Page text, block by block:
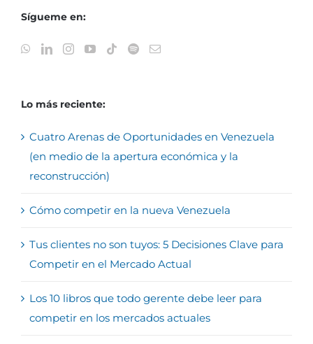
Sígueme en:
Lo más reciente:
Cuatro Arenas de Oportunidades en Venezuela
(en medio de la apertura económica y la
reconstrucción)
Cómo competir en la nueva Venezuela
Tus clientes no son tuyos: 5 Decisiones Clave para
Competir en el Mercado Actual
Los 10 libros que todo gerente debe leer para
competir en los mercados actuales